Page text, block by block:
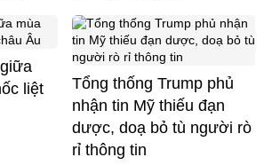
liệt
Tổng thống Trump phủ
nhận tin Mỹ thiếu đạn
dược, doạ bỏ tù người rò
rỉ thông tin